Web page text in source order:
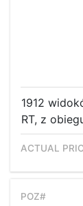
1912
RT, z